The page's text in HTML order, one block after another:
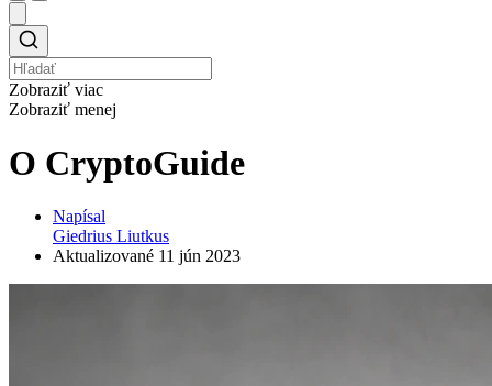
Zobraziť viac
Zobraziť menej
O CryptoGuide
Napísal
Giedrius Liutkus
Aktualizované 11 jún 2023